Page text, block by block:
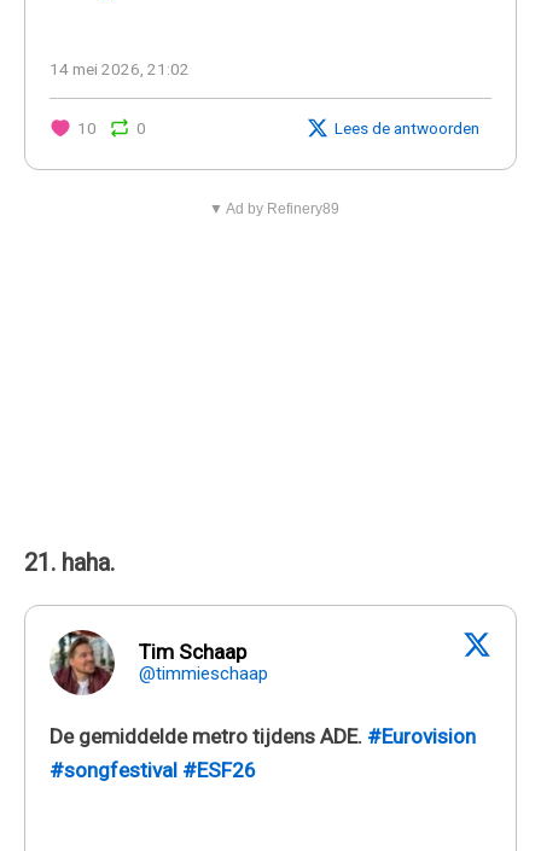
14 mei 2026, 21:02
10 0 Lees de antwoorden
▼ Ad by Refinery89
21. haha.
Tim Schaap
@timmieschaap
De gemiddelde metro tijdens ADE. #Eurovision
#songfestival #ESF26